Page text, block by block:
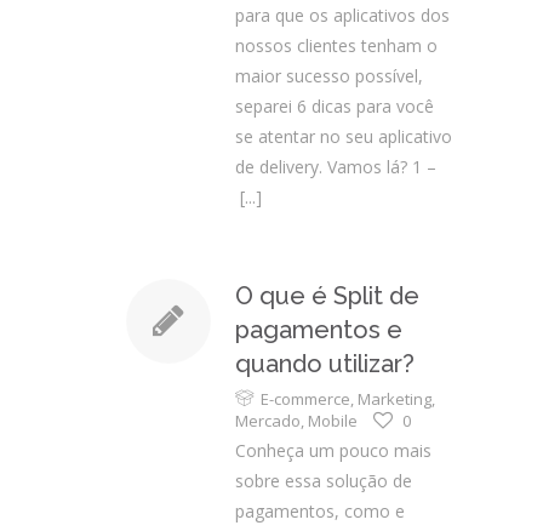
para que os aplicativos dos
nossos clientes tenham o
maior sucesso possível,
separei 6 dicas para você
se atentar no seu aplicativo
de delivery. Vamos lá? 1 –
[...]
O que é Split de
pagamentos e
quando utilizar?
E-commerce, Marketing,
Mercado, Mobile 0
Conheça um pouco mais
sobre essa solução de
pagamentos, como e